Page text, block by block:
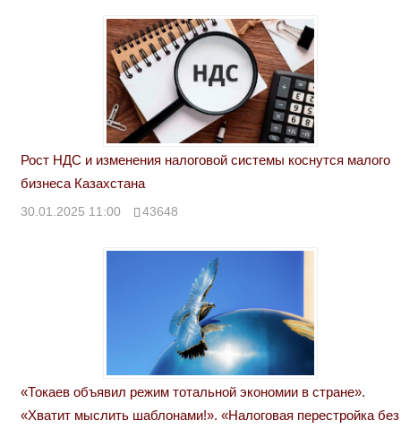
Рост НДС и изменения налоговой системы коснутся малого
бизнеса Казахстана
30.01.2025 11:00 43648
«Токаев объявил режим тотальной экономии в стране».
«Хватит мыслить шаблонами!». «Налоговая перестройка без